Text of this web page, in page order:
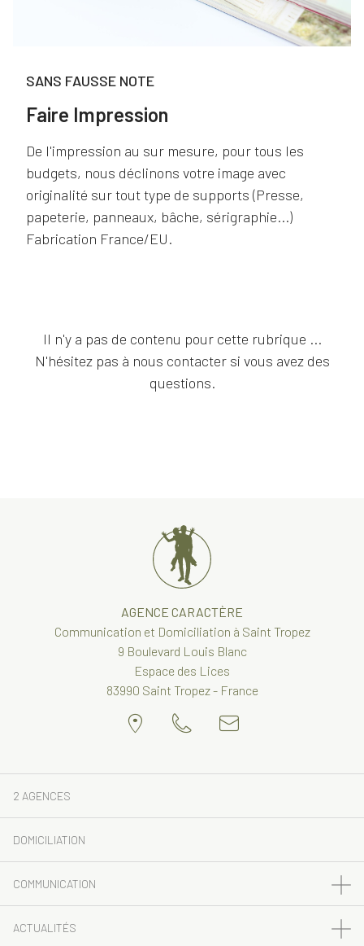
SANS FAUSSE NOTE
Faire Impression
De l'impression au sur mesure, pour tous les
budgets, nous déclinons votre image avec
originalité sur tout type de supports (Presse,
papeterie, panneaux, bâche, sérigraphie...)
Fabrication France/EU.
Il n'y a pas de contenu pour cette rubrique ...
N'hésitez pas à nous contacter si vous avez des
questions.
AGENCE CARACTÈRE
Communication et Domiciliation à Saint Tropez
9 Boulevard Louis Blanc
Espace des Lices
83990 Saint Tropez - France
2 AGENCES
DOMICILIATION
COMMUNICATION
ACTUALITÉS